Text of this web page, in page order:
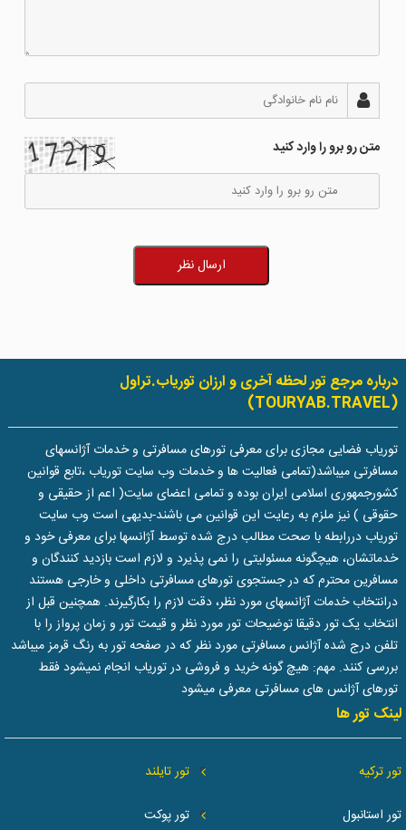
متن رو برو را وارد کنید
ارسال نظر
درباره مرجع تور لحظه آخری و ارزان توریاب.تراول
(TOURYAB.TRAVEL)
توریاب فضایی مجازی برای معرفی تورهای مسافرتی و خدمات آژانسهای
مسافرتی میباشد(تمامی فعالیت ها و خدمات وب سایت توریاب ،تابع قوانین
کشورجمهوری اسلامی ایران بوده و تمامی اعضای سایت( اعم از حقیقی و
حقوقی ) نیز ملزم به رعایت این قوانین می باشند-بدیهی است وب سایت
توریاب دررابطه با صحت مطالب درج شده توسط آژانسها برای معرفی خود و
خدماتشان، هیچگونه مسئولیتی را نمی پذیرد و لازم است بازدید کنندگان و
مسافرین محترم که در جستجوی تورهای مسافرتی داخلی و خارجی هستند
درانتخاب خدمات آژانسهای مورد نظر، دقت لازم را بکارگیرند. همچنین قبل از
انتخاب یک تور دقیقا توضیحات تور مورد نظر و قیمت تور و زمان پرواز را با
تلفن درج شده آژانس مسافرتی مورد نظر که در صفحه تور به رنگ قرمز میباشد
بررسی کنند. مهم: هیچ گونه خرید و فروشی در توریاب انجام نمیشود فقط
تورهای آژانس های مسافرتی معرفی میشود
لینک تور ها
تور ترکیه
تور استانبول
تور تایلند
تور پوکت